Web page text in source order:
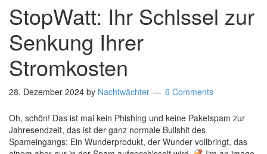
StopWatt: Ihr Schlssel zur
Senkung Ihrer
Stromkosten
28. Dezember 2024 by Nachtwächter 6 Comments
Oh, schön! Das ist mal kein Phishing und keine Paketspam zur
Jahresendzeit, das ist der ganz normale Bullshit des
Spameingangs: Ein Wunderprodukt, der Wunder vollbringt, das